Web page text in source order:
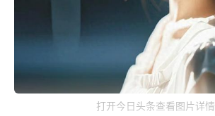
打开今日头条查看图片详情